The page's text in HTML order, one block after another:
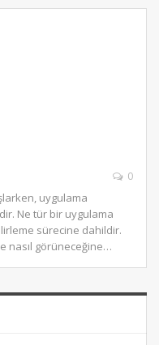
0
uygulama
Ne tür bir uygulama
sürecine dahildir.
nasıl görüneceğine…